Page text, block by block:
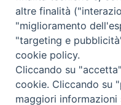
Pasqua di Resurrezione
Diocesi di
altre finalità
"miglioramento
"targeting e
cookie policy.
Cliccando su
cookie. Cliccando su
maggiori